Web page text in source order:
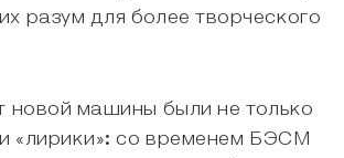
разум для более творческого
новой машины были не только
«лирики»: со временем БЭСМ